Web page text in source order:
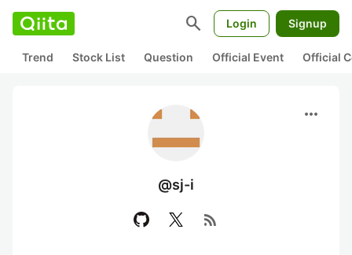
search Login Signup
Trend Stock List Question Official Event Official
more_horiz
@sj-i
rss_feed